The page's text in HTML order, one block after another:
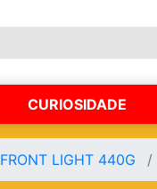
CURIOSIDADE
FRONT LIGHT 440G